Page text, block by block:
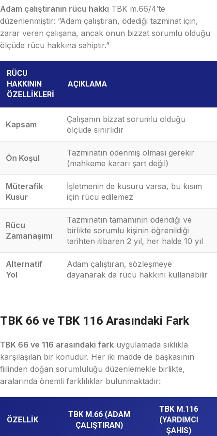
Adam çalıştıranın rücu hakkı TBK m.66/4’te
düzenlenmiştir: “Adam çalıştıran, ödediği tazminat için,
zarar veren çalışana, ancak onun bizzat sorumlu olduğu
ölçüde rücu hakkına sahiptir.”
RÜCU
HAKKININ
ÖZELLIKLERI
AÇIKLAMA
Kapsam
Çalışanın bizzat sorumlu olduğu
ölçüde sınırlıdır
Ön Koşul
Tazminatın ödenmiş olması gerekir
(mahkeme kararı şart değil)
Müterafik
Kusur
İşletmenin de kusuru varsa, bu kısım
için rücu edilemez
Rücu
Zamanaşımı
Tazminatın tamamının ödendiği ve
birlikte sorumlu kişinin öğrenildiği
tarihten itibaren 2 yıl, her halde 10 yıl
Alternatif
Yol
Adam çalıştıran, sözleşmeye
dayanarak da rücu hakkını kullanabilir
TBK 66 ve TBK 116 Arasındaki Fark
TBK 66 ve 116 arasındaki fark uygulamada sıklıkla
karşılaşılan bir konudur. Her iki madde de başkasının
fiilinden doğan sorumluluğu düzenlemekle birlikte,
aralarında önemli farklılıklar bulunmaktadır:
ÖZELLIK
TBK M.66 (ADAM
ÇALIŞTIRAN)
TBK M.116
(YARDIMCI
ŞAHIS)